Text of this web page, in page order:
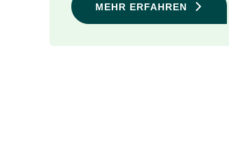
MEHR ERFAHREN